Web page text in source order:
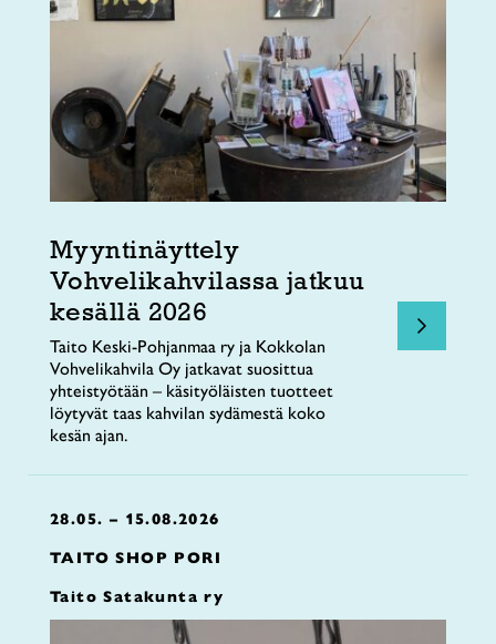
Myyntinäyttely
Vohvelikahvilassa jatkuu
kesällä 2026
Taito Keski-Pohjanmaa ry ja Kokkolan
Vohvelikahvila Oy jatkavat suosittua
yhteistyötään – käsityöläisten tuotteet
löytyvät taas kahvilan sydämestä koko
kesän ajan.
28.05. – 15.08.2026
TAITO SHOP PORI
Taito Satakunta ry